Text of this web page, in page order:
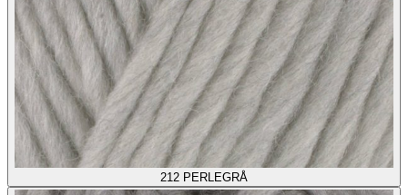
212 PERLEGRÅ